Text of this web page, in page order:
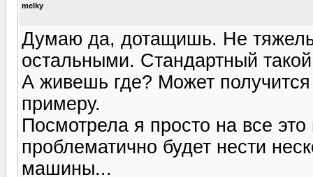
melky
Думаю да, дотащишь. Не
остальными. Стандартный такой
А живешь где? Может получится
примеру.
Посмотрела я просто на все
проблематично будет нести
машины...